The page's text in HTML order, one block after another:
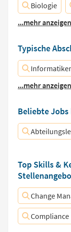
Biologie
...mehr anzeigen
Typische
Informatiker
...mehr anzeigen
Beliebte Jobs
Top Skills &
Change
Compliance